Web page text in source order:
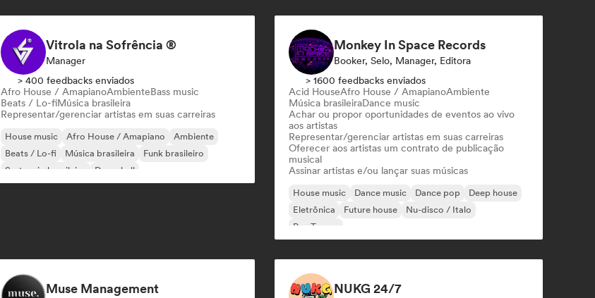
Vitrola na Sofrência ®
Manager
> 400 feedbacks enviados
Afro House / AmapianoAmbienteBass music
Beats / Lo-fiMúsica brasileira
Representar/gerenciar artistas em suas carreiras
House music Afro House / Amapiano
Ambiente
Beats / Lo-fi
Música brasileira
Funk brasileiro
Sertanejo brasileiro
Dancehall
Monkey In Space Records
Booker, Selo, Manager, Editora
> 1600 feedbacks enviados
Acid HouseAfro House / AmapianoAmbiente
Música brasileiraDance music
Achar ou propor oportunidades de eventos ao vivo
aos artistas
Representar/gerenciar artistas em suas carreiras
Oferecer aos artistas um contrato de publicação
musical
Assinar artistas e/ou lançar suas músicas
House music Dance music Dance pop
Deep house
Eletrônica
Future house
Nu-disco / Italo
Psy-Trance
Muse Management NUKG 24/7